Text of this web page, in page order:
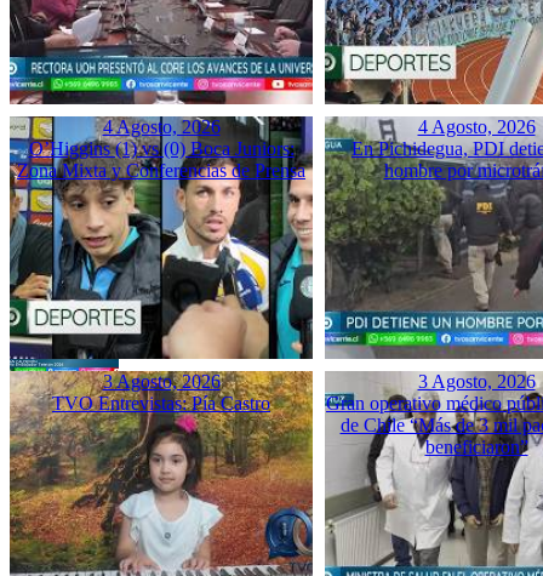
4 Agosto, 2026
O’Higgins (1) vs (0) Boca Juniors:
Zona Mixta y Conferencias de Prensa
4 Agosto, 2026
En Pichidegua, PDI
hombre por
3 Agosto, 2026
TVO Entrevistas: Pía Castro
3 Agosto, 2026
Gran operativo médico
de Chile “Más de 3 mil
beneficiaron”